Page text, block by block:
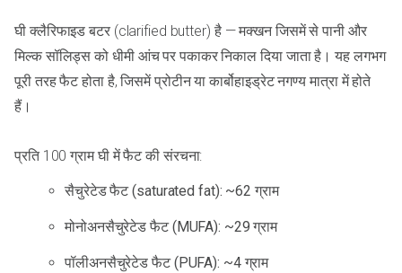
घी क्लैरिफाइड बटर (clarified butter) है — मक्खन जिसमें से पानी और
मिल्क सॉलिड्स को धीमी आंच पर पकाकर निकाल दिया जाता है। यह लगभग
पूरी तरह फैट होता है, जिसमें प्रोटीन या कार्बोहाइड्रेट नगण्य मात्रा में होते
हैं।
प्रति 100 ग्राम घी में फैट की संरचना:
सैचुरेटेड फैट (saturated fat): ~62 ग्राम
मोनोअनसैचुरेटेड फैट (MUFA): ~29 ग्राम
पॉलीअनसैचुरेटेड फैट (PUFA): ~4 ग्राम